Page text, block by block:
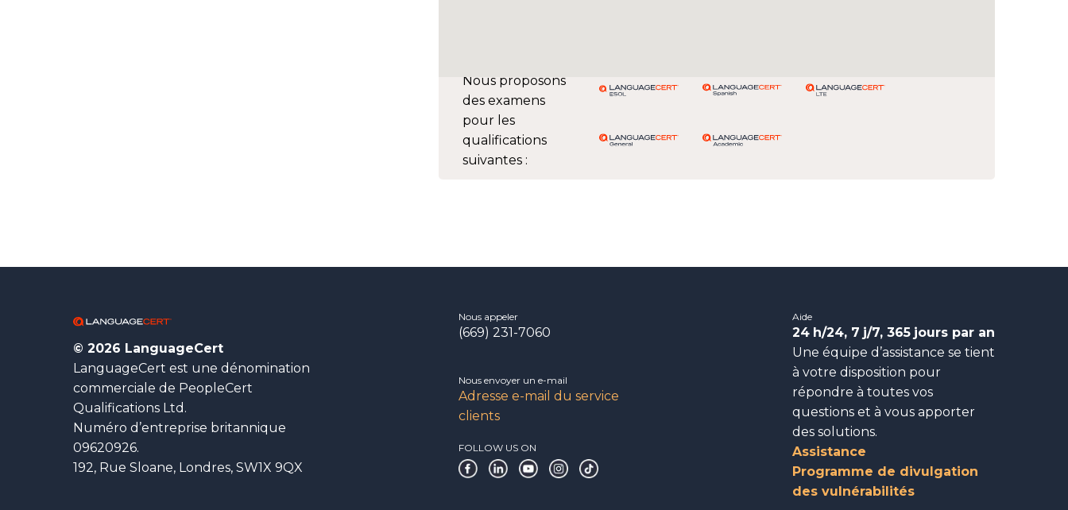
Nous proposons
des examens
pour les
qualifications
suivantes :
© 2026 LanguageCert
LanguageCert est une dénomination
commerciale de PeopleCert
Qualifications Ltd.
Numéro d’entreprise britannique
09620926.
192, Rue Sloane, Londres, SW1X 9QX
Nous appeler
(669) 231-7060
Nous envoyer un e-mail
Adresse e-mail du service
clients
FOLLOW US ON
Aide
24 h/24, 7 j/7, 365 jours par an
Une équipe d’assistance se tient
à votre disposition pour
répondre à toutes vos
questions et à vous apporter
des solutions.
Assistance
Programme de divulgation
des vulnérabilités